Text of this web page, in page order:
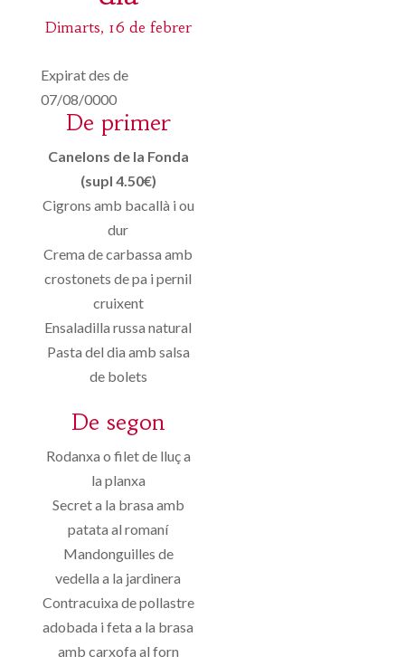
Dimarts, 16 de febrer
Expirat des de
07/08/0000
De primer
Canelons de la Fonda
(supl 4.50€)
Cigrons amb bacallà i ou
dur
Crema de carbassa amb
crostonets de pa i pernil
cruixent
Ensaladilla russa natural
Pasta del dia amb salsa
de bolets
De segon
Rodanxa o filet de lluç a
la planxa
Secret a la brasa amb
patata al romaní
Mandonguilles de
vedella a la jardinera
Contracuixa de pollastre
adobada i feta a la brasa
amb carxofa al forn